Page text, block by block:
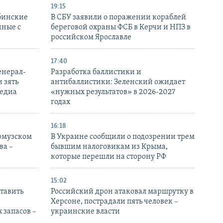
с
19:15
В СБУ заявили о поражении кораблей
береговой охраны ФСБ в Керчи и НПЗ в
российском Ярославле
17:40
Разработка баллистики и
антибаллистики: Зеленский ожидает
«нужных результатов» в 2026-2027
годах
–
16:18
В Украине сообщили о подозрении трем
бывшим налоговикам из Крыма,
которые перешли на сторону РФ
–
15:02
Российский дрон атаковал маршрутку в
Херсоне, пострадали пять человек –
украинские власти